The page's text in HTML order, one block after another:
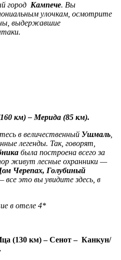
город Кампече. Вы
улочкам, осмотрите
выдержавшие
км) – Мерида (85 км).
в величественный Ушмаль
легенды. Так, говорят,
была построена всего за
живут лесные охранники —
Черепах, Голубиный
все это вы увидите здесь, в
в отеле 4*
(130 км) – Сенот – Канкун/